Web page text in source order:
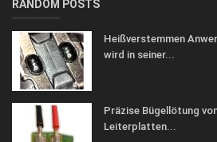
RANDOM POSTS
Heißverstemmen
wird in seiner...
Präzise Bügellötung
Leiterplatten...